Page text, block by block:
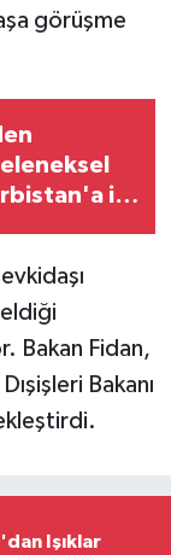
görüşme
ilk
Bakan Fidan,
Bakanı
Işıklar